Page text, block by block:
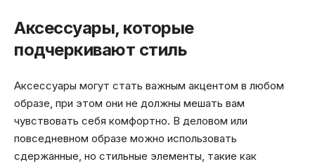
Аксессуары, которые
подчеркивают стиль
Аксессуары могут стать важным акцентом в любом
образе, при этом они не должны мешать вам
чувствовать себя комфортно. В деловом или
повседневном образе можно использовать
сдержанные, но стильные элементы, такие как